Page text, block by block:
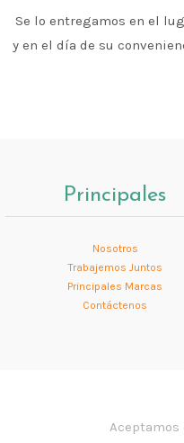
Se lo entregamos en el
y en el día de su
Principales
Nosotros
Trabajemos Juntos
Principales Marcas
Contáctenos